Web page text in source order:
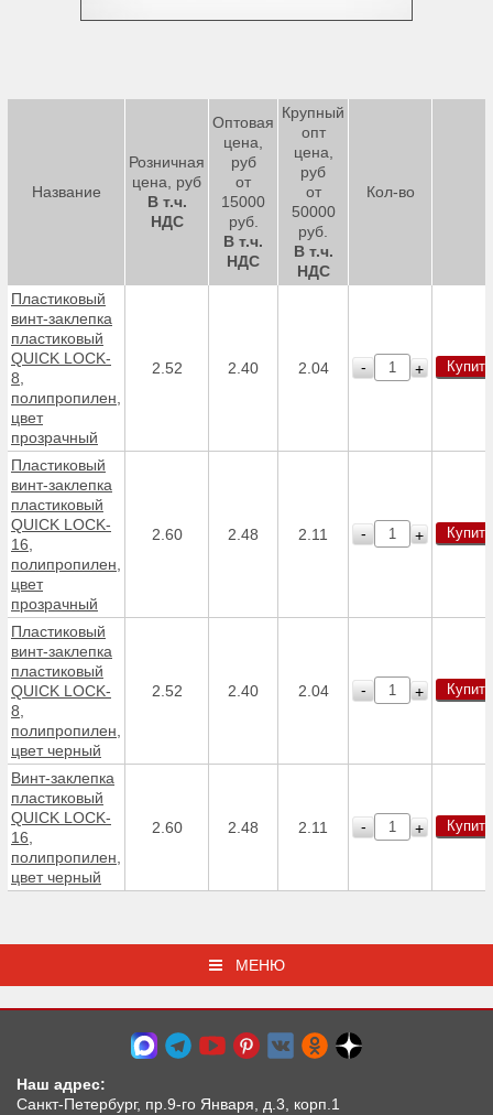
Название
Розничная
цена, руб
В т.ч.
НДС
Оптовая
цена,
руб
от
15000
руб.
В т.ч.
НДС
Крупный
опт
цена,
руб
от
50000
руб.
В т.ч.
НДС
Кол-во
Пластиковый
винт-заклепка
пластиковый
QUICK LOCK-
8,
полипропилен,
цвет
прозрачный
2.52 2.40 2.04 - + Купить
Пластиковый
винт-заклепка
пластиковый
QUICK LOCK-
16,
полипропилен,
цвет
прозрачный
2.60 2.48 2.11 - + Купить
Пластиковый
винт-заклепка
пластиковый
QUICK LOCK-
8,
полипропилен,
цвет черный
2.52 2.40 2.04 - + Купить
Винт-заклепка
пластиковый
QUICK LOCK-
16,
полипропилен,
цвет черный
2.60 2.48 2.11 - + Купить
МЕНЮ
Наш адрес:
Санкт-Петербург, пр.9-го Января, д.3, корп.1